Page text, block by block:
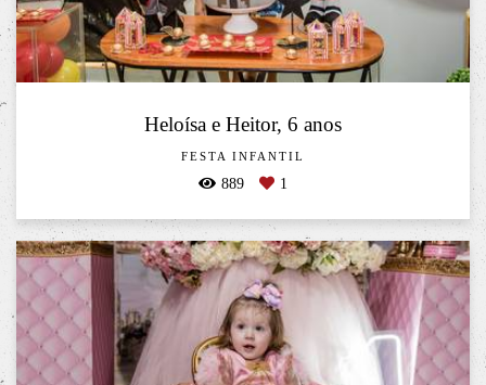
Heloísa e Heitor, 6 anos
FESTA INFANTIL
889 1